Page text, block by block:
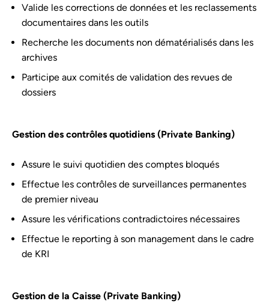
Valide les corrections de données et les reclassements
documentaires dans les outils
Recherche les documents non dématérialisés dans les
archives
Participe aux comités de validation des revues de
dossiers
Gestion des contrôles quotidiens (Private Banking)
Assure le suivi quotidien des comptes bloqués
Effectue les contrôles de surveillances permanentes
de premier niveau
Assure les vérifications contradictoires nécessaires
Effectue le reporting à son management dans le cadre
de KRI
Gestion de la Caisse (Private Banking)